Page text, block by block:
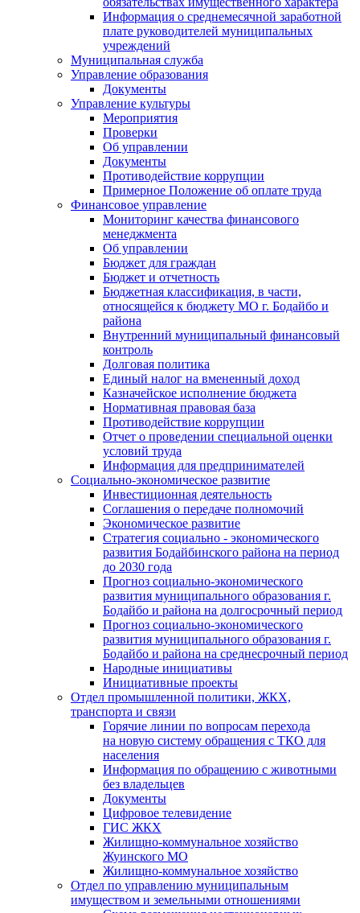
Информация о среднемесячной заработной
плате руководителей муниципальных
учреждений
Муниципальная служба
Управление образования
Документы
Управление культуры
Мероприятия
Проверки
Об управлении
Документы
Противодействие коррупции
Примерное Положение об оплате труда
Финансовое управление
Мониторинг качества финансового
менеджмента
Об управлении
Бюджет для граждан
Бюджет и отчетность
Бюджетная классификация, в части,
относящейся к бюджету МО г. Бодайбо и
района
Внутренний муниципальный финансовый
контроль
Долговая политика
Единый налог на вмененный доход
Казначейское исполнение бюджета
Нормативная правовая база
Противодействие коррупции
Отчет о проведении специальной оценки
условий труда
Информация для предпринимателей
Социально-экономическое развитие
Инвестиционная деятельность
Соглашения о передаче полномочий
Экономическое развитие
Стратегия социально - экономического
развития Бодайбинского района на период
до 2030 года
Прогноз социально-экономического
развития муниципального образования г.
Бодайбо и района на долгосрочный период
Прогноз социально-экономического
развития муниципального образования г.
Бодайбо и района на среднесрочный период
Народные инициативы
Инициативные проекты
Отдел промышленной политики, ЖКХ,
транспорта и связи
Горячие линии по вопросам перехода
на новую систему обращения с ТКО для
населения
Информация по обращению с животными
без владельцев
Документы
Цифровое телевидение
ГИС ЖКХ
Жилищно-коммунальное хозяйство
Жуинского МО
Жилищно-коммунальное хозяйство
Отдел по управлению муниципальным
имуществом и земельными отношениями